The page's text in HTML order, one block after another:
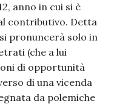
anno in cui si è
contributivo. Detta
pronuncerà solo in
(che a lui
di opportunità
di una vicenda
da polemiche